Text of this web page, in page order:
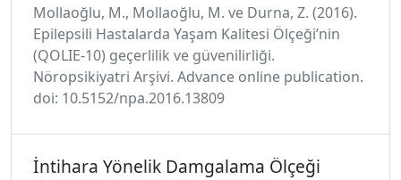
Mollaoğlu, M., Mollaoğlu, M. ve Durna, Z. (2016).
Epilepsili Hastalarda Yaşam Kalitesi Ölçeği’nin
(QOLIE-10) geçerlilik ve güvenilirliği.
Nöropsikiyatri Arşivi. Advance online publication.
doi: 10.5152/npa.2016.13809
İntihara Yönelik Damgalama Ölçeği